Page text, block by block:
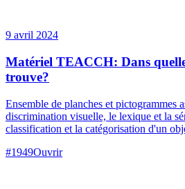
9 avril 2024
Matériel TEACCH: Dans quelle
trouve?
Ensemble de planches et pictogrammes
discrimination visuelle, le lexique et la
classification et la catégorisation d'un
#1949Ouvrir